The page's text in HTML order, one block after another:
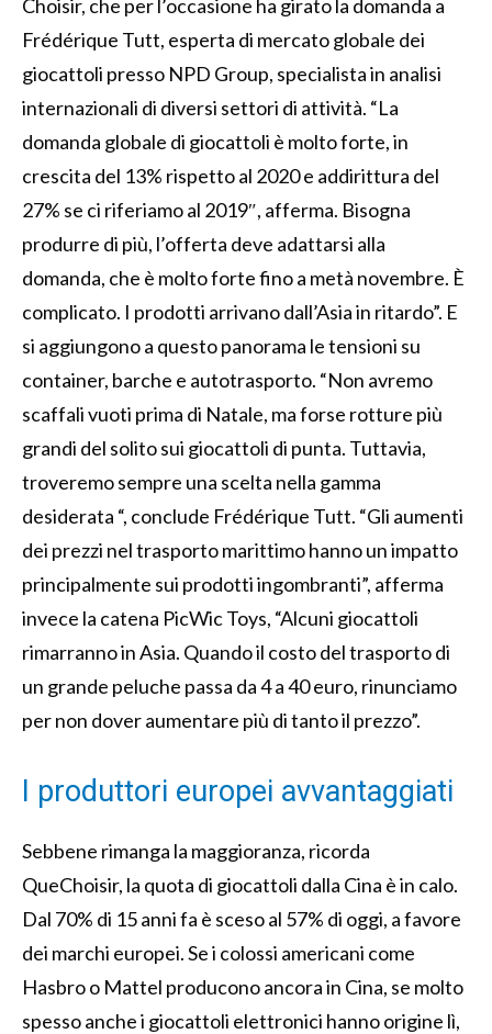
Choisir, che per l’occasione ha girato la domanda a
Frédérique Tutt, esperta di mercato globale dei
giocattoli presso NPD Group, specialista in analisi
internazionali di diversi settori di attività. “La
domanda globale di giocattoli è molto forte, in
crescita del 13% rispetto al 2020 e addirittura del
27% se ci riferiamo al 2019″, afferma. Bisogna
produrre di più, l’offerta deve adattarsi alla
domanda, che è molto forte fino a metà novembre. È
complicato. I prodotti arrivano dall’Asia in ritardo”. E
si aggiungono a questo panorama le tensioni su
container, barche e autotrasporto. “Non avremo
scaffali vuoti prima di Natale, ma forse rotture più
grandi del solito sui giocattoli di punta. Tuttavia,
troveremo sempre una scelta nella gamma
desiderata “, conclude Frédérique Tutt. “Gli aumenti
dei prezzi nel trasporto marittimo hanno un impatto
principalmente sui prodotti ingombranti”, afferma
invece la catena PicWic Toys, “Alcuni giocattoli
rimarranno in Asia. Quando il costo del trasporto di
un grande peluche passa da 4 a 40 euro, rinunciamo
per non dover aumentare più di tanto il prezzo”.
I produttori europei avvantaggiati
Sebbene rimanga la maggioranza, ricorda
QueChoisir, la quota di giocattoli dalla Cina è in calo.
Dal 70% di 15 anni fa è sceso al 57% di oggi, a favore
dei marchi europei. Se i colossi americani come
Hasbro o Mattel producono ancora in Cina, se molto
spesso anche i giocattoli elettronici hanno origine lì,